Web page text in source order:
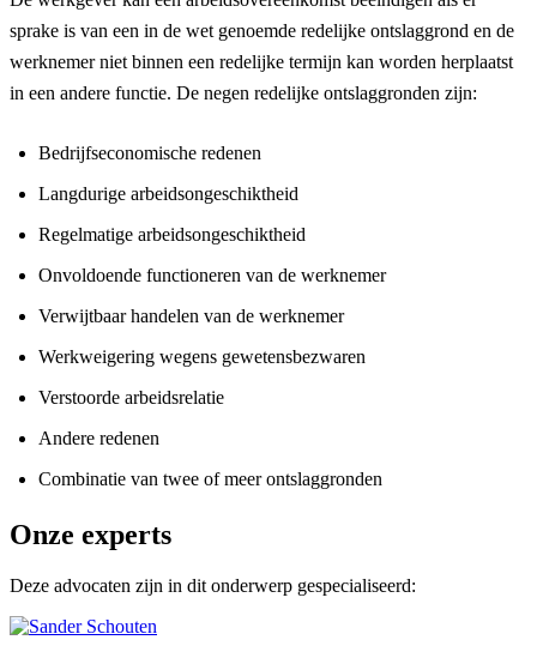
sprake is van een in de wet genoemde redelijke ontslaggrond en de
werknemer niet binnen een redelijke termijn kan worden herplaatst
in een andere functie. De negen redelijke ontslaggronden zijn:
Bedrijfseconomische redenen
Langdurige arbeidsongeschiktheid
Regelmatige arbeidsongeschiktheid
Onvoldoende functioneren van de werknemer
Verwijtbaar handelen van de werknemer
Werkweigering wegens gewetensbezwaren
Verstoorde arbeidsrelatie
Andere redenen
Combinatie van twee of meer ontslaggronden
Onze experts
Deze advocaten zijn in dit onderwerp gespecialiseerd: